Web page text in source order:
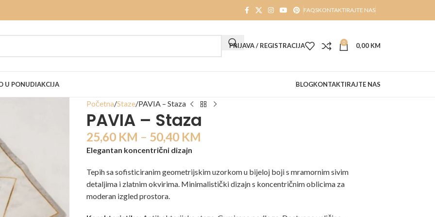
FAQSKONTAKTIRAJTE NAS
PRIJAVA / REGISTRACIJA 0 0,00 KM
U PONUDIAKCIJA BLOGKONTAKTIRAJTE NAS
Početna Staze PAVIA – Staza
PAVIA – Staza
25,60 KM – 50,40 KM
Elegantan koncentrični dizajn
Tepih sa sofisticiranim geometrijskim uzorkom u bijeloj boji s mramornim sivim
detaljima i zlatnim okvirima. Minimalistički dizajn s koncentričnim oblicima za
moderan izgled prostora.